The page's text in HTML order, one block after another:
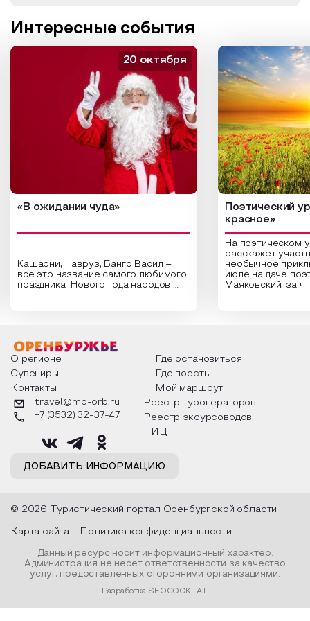
Интересные события
«В ожидании чуда»
Кашарни, Навруз, Банго Васил –
все это название самого любимого
праздника Нового года народов
о том, как встречают новый год в
разных уголках страны, какие
обряды совершают на удачу и
благополучие, в чем схожи и
различаются традиции. Кто такой
Дед Мороз и откуда он пришел, как
его называют в разных уголках
страны и как появились елочные
20 октября
Поэтический
красное»
На поэтическом
расскажет
необычное
июле на даче
Маяковский, за
Твардовского и
каждой строчке
восхищение
яркому времени
О регионе
Где остановиться
Сувениры
Где поесть
Контакты
Мой маршрут
ДОБАВИТЬ ИНФОРМАЦИЮ
travel@mb-orb.ru
+7 (3532) 32-37-47
Реестр туроператоров
Реестр эксурсоводов
ТИЦ
© 2026 Туристический портал Оренбургской области
Карта сайта Политика конфиденциальности
Данный ресурс носит информационный характер.
Администрация не несет ответственности за качество
услуг, предоставленных сторонними организациями.
Разработка SEOCOCKTAIL